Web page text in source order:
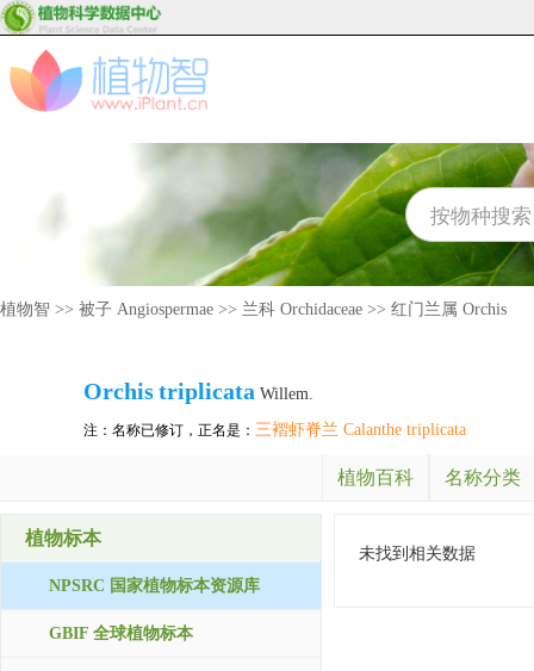
植物智 >> 被子 Angiospermae >> 兰科 Orchidaceae >> 红门兰属 Orchis
Orchistriplicata Willem.
注：名称已修订，正名是： 三褶虾脊兰 Calanthe triplicata
植物百科 名称分类
植物标本
NPSRC 国家植物标本资源库
GBIF 全球植物标本
未找到相关数据